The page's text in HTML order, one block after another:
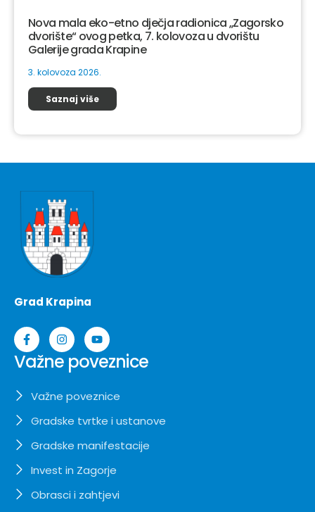
Nova mala eko-etno dječja radionica „Zagorsko
dvorište“ ovog petka, 7. kolovoza u dvorištu
Galerije grada Krapine
3. kolovoza 2026.
Saznaj više
Grad Krapina
Važne poveznice
Važne poveznice
Gradske tvrtke i ustanove
Gradske manifestacije
Invest in Zagorje
Obrasci i zahtjevi